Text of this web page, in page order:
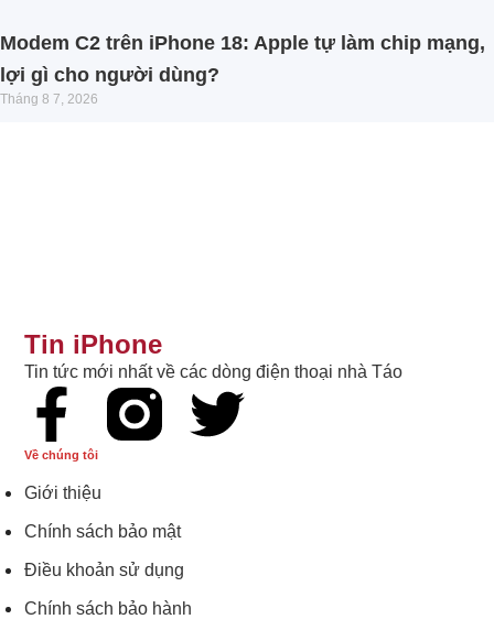
Modem C2 trên iPhone 18: Apple tự làm chip mạng,
lợi gì cho người dùng?
Tháng 8 7, 2026
Tin iPhone
Tin tức mới nhất về các dòng điện thoại nhà Táo
Về chúng tôi
Giới thiệu
Chính sách bảo mật
Điều khoản sử dụng
Chính sách bảo hành